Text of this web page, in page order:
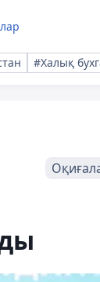
#Халық